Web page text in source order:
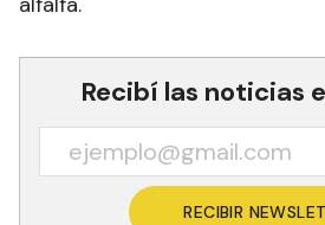
Recibí las noticias
RECIBIR